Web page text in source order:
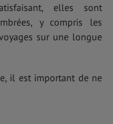
elles sont
y compris les
sur une longue
il est important de ne